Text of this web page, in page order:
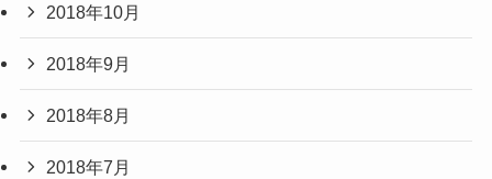
2018年10月
2018年9月
2018年8月
2018年7月